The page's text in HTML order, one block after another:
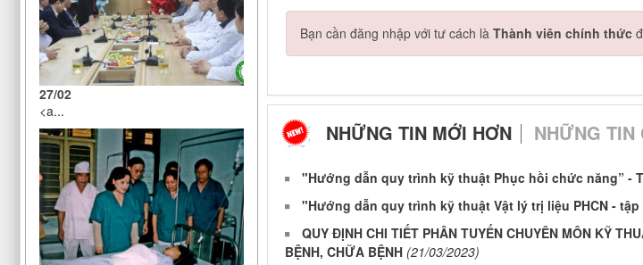
Thông báo cập nhật danh sách cơ
sở đáp ứng yêu cầu là cơ sở hướng
dẫn thực hành khám bệnh, chữa
bệnh
Tăng cường truyền thông Giải báo
chí toàn quốc "Vì sức khỏe nhân
dân"
Chỉ thị của Ban bí thư về việc tổ
chức Tết Nhâm Dần năm 2022
Công bố công khai đáp ứng yêu
cầu là cơ sở thực hành trong đào
tạo khối ngành sức khoẻ của Bệnh
viện Điều dưỡng Phục hồi chức
năng Trung ương
27/02
<a...
Bạn cần đăng nhập với tư cách là Thành viên chính thức
NHỮNG TIN MỚI HƠN NHỮNG TIN
"Hướng dẫn quy trình kỹ thuật Phục hồi chức năng” -
"Hướng dẫn quy trình kỹ thuật Vật lý trị liệu PHCN - tập
QUY ĐỊNH CHI TIẾT PHÂN TUYẾN CHUYÊN MÔN KỸ
BỆNH, CHỮA BỆNH (21/03/2023)